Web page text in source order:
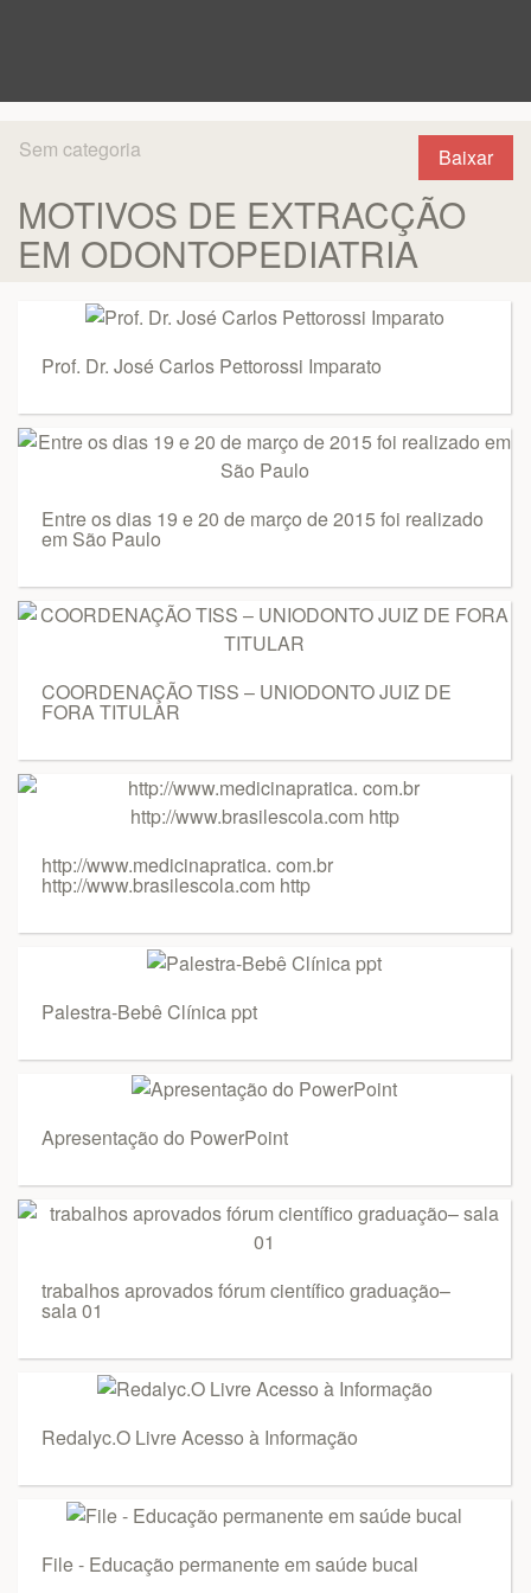
Baixar
Sem categoria
MOTIVOS DE EXTRACÇÃO
EM ODONTOPEDIATRIA
Prof. Dr. José Carlos Pettorossi Imparato
Entre os dias 19 e 20 de março de 2015 foi realizado
em São Paulo
COORDENAÇÃO TISS – UNIODONTO JUIZ DE
FORA TITULAR
http://www.medicinapratica. com.br
http://www.brasilescola.com http
Palestra-Bebê Clínica ppt
Apresentação do PowerPoint
trabalhos aprovados fórum científico graduação–
sala 01
Redalyc.O Livre Acesso à Informação
File - Educação permanente em saúde bucal